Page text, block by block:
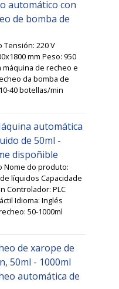
automático con
de bomba de
220 V
mm Peso: 950
máquina de recheo e
da bomba de
40 botellas/min
automática
de 50ml -
dispoñible
Nome do produto:
líquidos Capacidade
Controlador: PLC
Idioma: Inglés
50-1000ml
de xarope de
50ml - 1000ml
automática de